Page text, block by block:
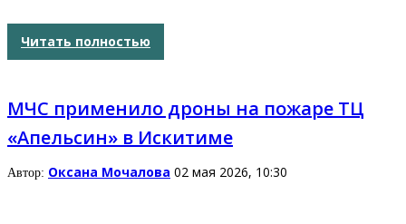
Читать полностью
МЧС применило дроны на пожаре ТЦ
«Апельсин» в Искитиме
Автор: Оксана Мочалова 02 мая 2026, 10:30